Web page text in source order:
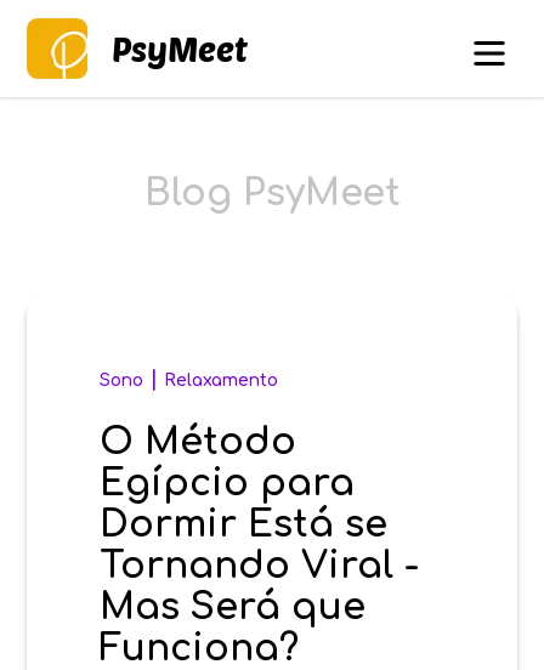
PsyMeet
Blog PsyMeet
Sono Relaxamento
O Método
Egípcio para
Dormir Está se
Tornando Viral -
Mas Será que
Funciona?